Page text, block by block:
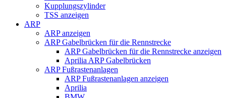
Kupplungszylinder
TSS anzeigen
ARP
ARP anzeigen
ARP Gabelbrücken für die Rennstrecke
ARP Gabelbrücken für die Rennstrecke anzeigen
Aprilia ARP Gabelbrücken
ARP Fußrastenanlagen
ARP Fußrastenanlagen anzeigen
Aprilia